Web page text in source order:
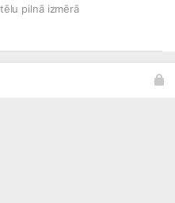
pilnā izmērā